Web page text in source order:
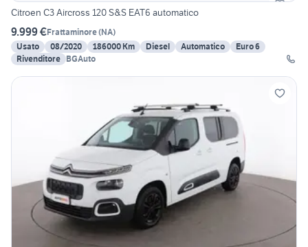
Citroen C3 Aircross 120 S&S EAT6 automatico
9.999 €Frattaminore(NA)
Usato
08/2020 186000 Km Diesel Automatico
Euro 6
Rivenditore BGAuto